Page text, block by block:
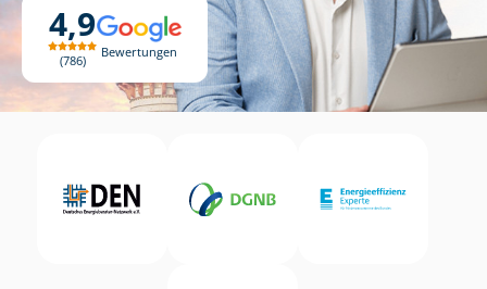
4,9
786
Bewertungen